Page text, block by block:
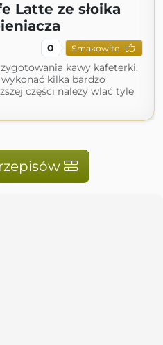
Latte ze słoika
0 Smakowite
kawy kafeterki.
kilka bardzo
części należy wlać tyle